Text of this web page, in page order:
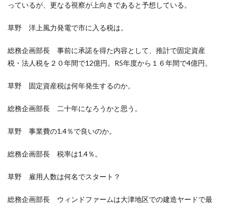
っているが、更なる視察が上向きであると予想している。
草野 洋上風力発電で市に入る税は。
総務企画部長 事前に承諾を得た内容として、推計で固定資産
税・法人税を２０年間で12億円。R5年度から１６年間で4億円。
草野 固定資産税は何年発生するのか。
総務企画部長 二十年になろうかと思う。
草野 事業費の1.4％で良いのか。
総務企画部長 税率は1.4％。
草野 雇用人数は何名でスタート？
総務企画部長 ウィンドファームは大津地区での建造ヤードで最